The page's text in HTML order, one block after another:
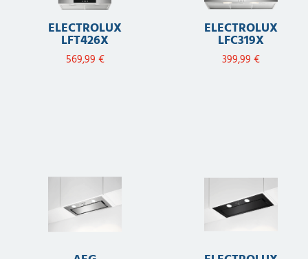
ELECTROLUX
LFT426X
569,99 €
ELECTROLUX
LFC319X
399,99 €